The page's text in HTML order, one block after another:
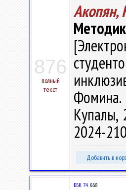
876
полный
текст
Акопян,
Фомина.
Купалы,
2024-
Добавить в
ББК 74.К68